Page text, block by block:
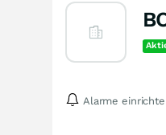
Alarme